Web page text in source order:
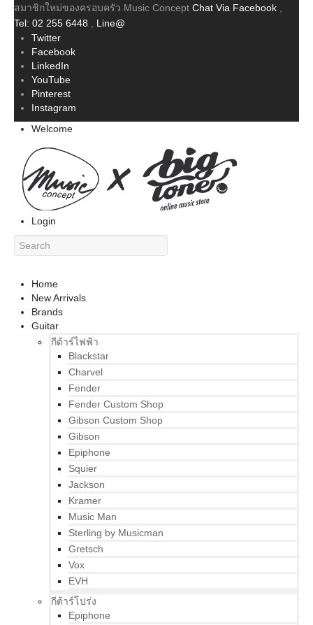
สมาชิกใหม่ของครอบครัว Music Concept Chat Via Facebook
Tel: 02 255 6448
Line@
Twitter
Facebook
LinkedIn
YouTube
Pinterest
Instagram
Welcome
Login
Home
New Arrivals
Brands
Guitar
กีต้าร์ไฟฟ้า
Blackstar
Charvel
Fender
Fender Custom Shop
Gibson Custom Shop
Gibson
Epiphone
Squier
Jackson
Kramer
Music Man
Sterling by Musicman
Gretsch
Vox
EVH
กีต้าร์โปร่ง
Epiphone